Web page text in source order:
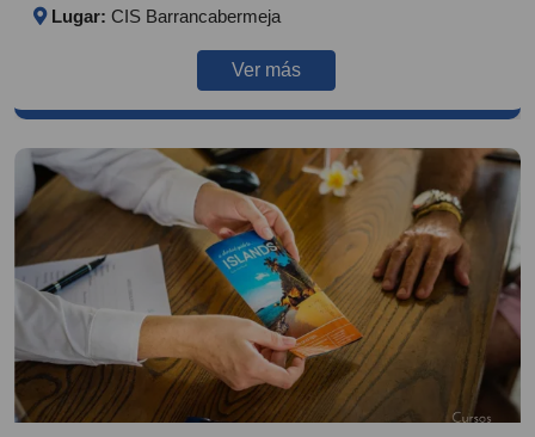
Lugar: CIS Barrancabermeja
Ver más